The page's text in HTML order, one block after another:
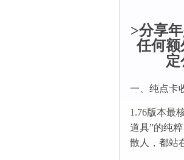
>分享
任何额
一、纯点卡
1.76版本最
道具”的纯
散人，都站